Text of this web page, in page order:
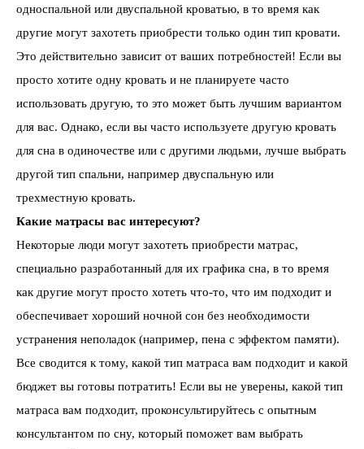
односпальной или двуспальной кроватью, в то время как
другие могут захотеть приобрести только один тип кровати.
Это действительно зависит от ваших потребностей! Если вы
просто хотите одну кровать и не планируете часто
использовать другую, то это может быть лучшим вариантом
для вас. Однако, если вы часто используете другую кровать
для сна в одиночестве или с другими людьми, лучше выбрать
другой тип спальни, например двуспальную или
трехместную кровать.
Какие матрасы вас интересуют?
Некоторые люди могут захотеть приобрести матрас,
специально разработанный для их графика сна, в то время
как другие могут просто хотеть что-то, что им подходит и
обеспечивает хороший ночной сон без необходимости
устранения неполадок (например, пена с эффектом памяти).
Все сводится к тому, какой тип матраса вам подходит и какой
бюджет вы готовы потратить! Если вы не уверены, какой тип
матраса вам подходит, проконсультируйтесь с опытным
консультантом по сну, который поможет вам выбрать